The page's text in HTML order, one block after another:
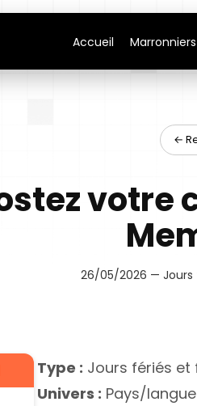
Accueil
←
votre
26/05/2026 —
Type : Jours fériés et
Univers : Pays/langue